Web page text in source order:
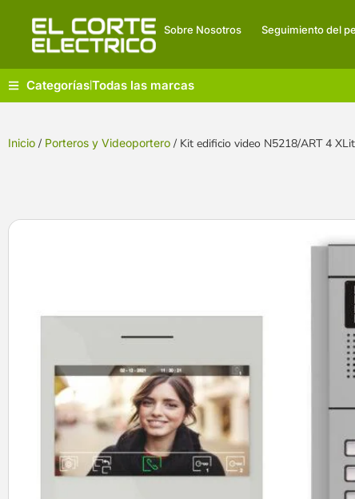
Sobre Nosotros Seguimiento del
Categorías| Todas las marcas
Inicio / Porteros y Videoportero / Kit edificio video N5218/ART 4